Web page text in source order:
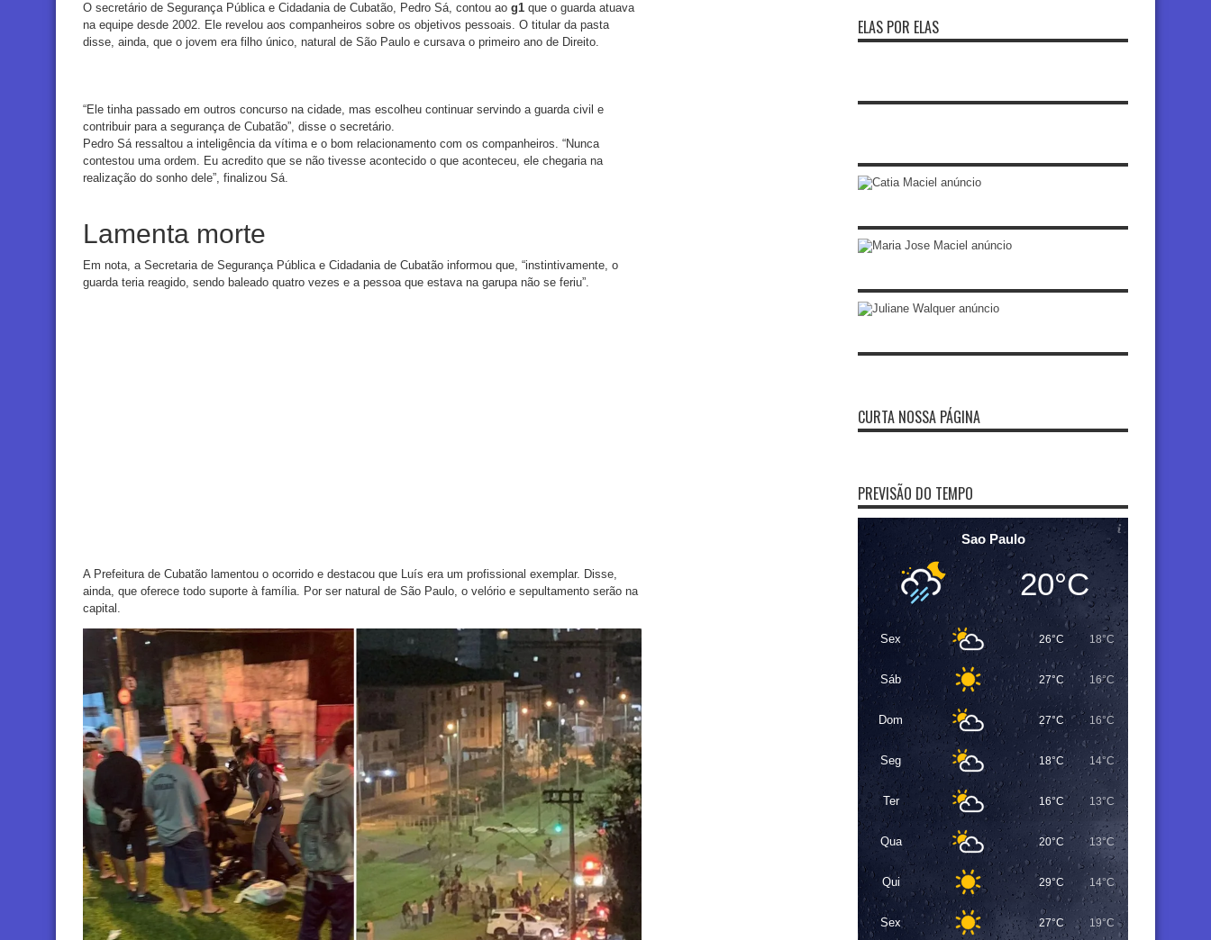
O secretário de Segurança Pública e Cidadania de Cubatão, Pedro Sá, contou ao g1 que o guarda atuava
na equipe desde 2002. Ele revelou aos companheiros sobre os objetivos pessoais. O titular da pasta
disse, ainda, que o jovem era filho único, natural de São Paulo e cursava o primeiro ano de Direito.
“Ele tinha passado em outros concurso na cidade, mas escolheu continuar servindo a guarda civil e
contribuir para a segurança de Cubatão”, disse o secretário.
Pedro Sá ressaltou a inteligência da vítima e o bom relacionamento com os companheiros. “Nunca
contestou uma ordem. Eu acredito que se não tivesse acontecido o que aconteceu, ele chegaria na
realização do sonho dele”, finalizou Sá.
Lamenta morte
Em nota, a Secretaria de Segurança Pública e Cidadania de Cubatão informou que, “instintivamente, o
guarda teria reagido, sendo baleado quatro vezes e a pessoa que estava na garupa não se feriu”.
A Prefeitura de Cubatão lamentou o ocorrido e destacou que Luís era um profissional exemplar. Disse,
ainda, que oferece todo suporte à família. Por ser natural de São Paulo, o velório e sepultamento serão na
capital.
ELAS POR ELAS
CURTA NOSSA PÁGINA
PREVISÃO DO TEMPO
Sao Paulo
20°C
Sex 26°C 18°C
Sáb 27°C 16°C
Dom 27°C 16°C
Seg 18°C 14°C
Ter 16°C 13°C
Qua 20°C 13°C
Qui 29°C 14°C
Sex 27°C 19°C